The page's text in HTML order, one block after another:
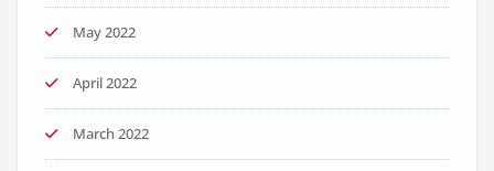
May 2022
April 2022
March 2022